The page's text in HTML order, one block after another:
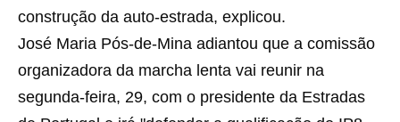
construção da auto-estrada, explicou.
José Maria Pós-de-Mina adiantou que a comissão
organizadora da marcha lenta vai reunir na
segunda-feira, 29, com o presidente da Estradas